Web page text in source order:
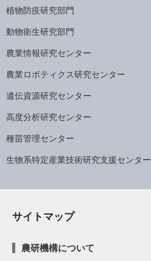
植物防疫研究部門
動物衛生研究部門
農業情報研究センター
農業ロボティクス研究センター
遺伝資源研究センター
高度分析研究センター
種苗管理センター
生物系特定産業技術研究支援センター
サイトマップ
農研機構について